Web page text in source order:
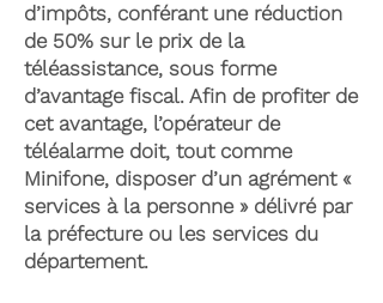
d’impôts, conférant une réduction
de 50% sur le prix de la
téléassistance, sous forme
d’avantage fiscal. Afin de profiter de
cet avantage, l’opérateur de
téléalarme doit, tout comme
Minifone, disposer d’un agrément «
services à la personne » délivré par
la préfecture ou les services du
département.